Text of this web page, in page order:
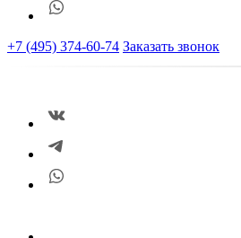
+7 (495) 374-60-74 Заказать звонок